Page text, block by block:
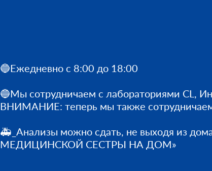
🔵Ежедневно с 8:00 до 18:00
🔵Мы сотрудничаем с лабораториями CL,
ВНИМАНИЕ: теперь мы также
🚑_Анализы можно сдать, не выходя из
МЕДИЦИНСКОЙ СЕСТРЫ НА ДОМ»